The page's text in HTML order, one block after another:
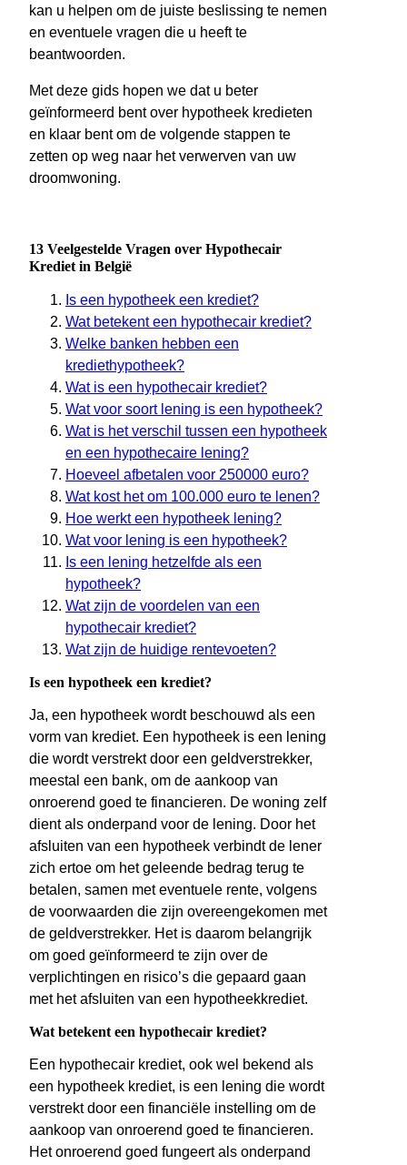
kan u helpen om de juiste beslissing te nemen
en eventuele vragen die u heeft te
beantwoorden.
Met deze gids hopen we dat u beter
geïnformeerd bent over hypotheek kredieten
en klaar bent om de volgende stappen te
zetten op weg naar het verwerven van uw
droomwoning.
13 Veelgestelde Vragen over Hypothecair
Krediet in België
Is een hypotheek een krediet?
Wat betekent een hypothecair krediet?
Welke banken hebben een
krediethypotheek?
Wat is een hypothecair krediet?
Wat voor soort lening is een hypotheek?
Wat is het verschil tussen een hypotheek
en een hypothecaire lening?
Hoeveel afbetalen voor 250000 euro?
Wat kost het om 100.000 euro te lenen?
Hoe werkt een hypotheek lening?
Wat voor lening is een hypotheek?
Is een lening hetzelfde als een
hypotheek?
Wat zijn de voordelen van een
hypothecair krediet?
Wat zijn de huidige rentevoeten?
Is een hypotheek een krediet?
Ja, een hypotheek wordt beschouwd als een
vorm van krediet. Een hypotheek is een lening
die wordt verstrekt door een geldverstrekker,
meestal een bank, om de aankoop van
onroerend goed te financieren. De woning zelf
dient als onderpand voor de lening. Door het
afsluiten van een hypotheek verbindt de lener
zich ertoe om het geleende bedrag terug te
betalen, samen met eventuele rente, volgens
de voorwaarden die zijn overeengekomen met
de geldverstrekker. Het is daarom belangrijk
om goed geïnformeerd te zijn over de
verplichtingen en risico’s die gepaard gaan
met het afsluiten van een hypotheekkrediet.
Wat betekent een hypothecair krediet?
Een hypothecair krediet, ook wel bekend als
een hypotheek krediet, is een lening die wordt
verstrekt door een financiële instelling om de
aankoop van onroerend goed te financieren.
Het onroerend goed fungeert als onderpand